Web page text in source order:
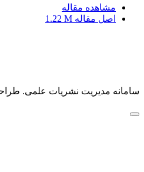
مشاهده مقاله
اصل مقاله 1.22 M
سامانه مدیریت نشریات علمی.